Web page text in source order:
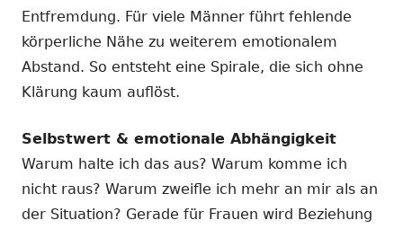
Entfremdung. Für viele Männer führt fehlende
körperliche Nähe zu weiterem emotionalem
Abstand. So entsteht eine Spirale, die sich ohne
Klärung kaum auflöst.
Selbstwert & emotionale Abhängigkeit
Warum halte ich das aus? Warum komme ich
nicht raus? Warum zweifle ich mehr an mir als an
der Situation? Gerade für Frauen wird Beziehung